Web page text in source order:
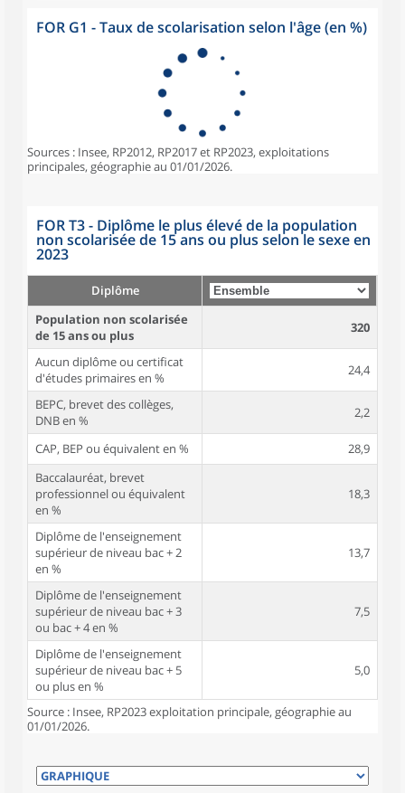
FOR G1 - Taux de scolarisation selon l'âge (en %)
Sources : Insee, RP2012, RP2017 et RP2023, exploitations
principales, géographie au 01/01/2026.
FOR T3 - Diplôme le plus élevé de la population
non scolarisée de 15 ans ou plus selon le sexe en
2023
Diplôme
Population non scolarisée
de 15 ans ou plus
320
Aucun diplôme ou certificat
d'études primaires en %
24,4
BEPC, brevet des collèges,
DNB en %
2,2
CAP, BEP ou équivalent en %
28,9
Baccalauréat, brevet
professionnel ou équivalent
en %
18,3
Diplôme de l'enseignement
supérieur de niveau bac + 2
en %
13,7
Diplôme de l'enseignement
supérieur de niveau bac + 3
ou bac + 4 en %
7,5
Diplôme de l'enseignement
supérieur de niveau bac + 5
ou plus en %
5,0
Source : Insee, RP2023 exploitation principale, géographie au
01/01/2026.